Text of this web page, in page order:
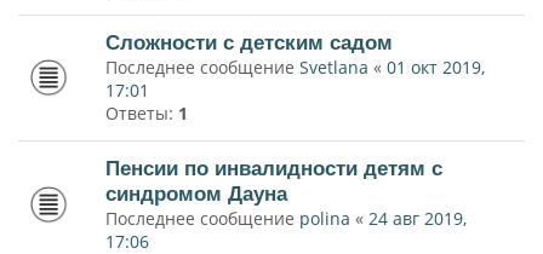
Сложности с детским садом
Последнее сообщение Svetlana « 01 окт 2019,
17:01
Ответы: 1
Пенсии по инвалидности детям с
синдромом Дауна
Последнее сообщение polina « 24 авг 2019,
17:06